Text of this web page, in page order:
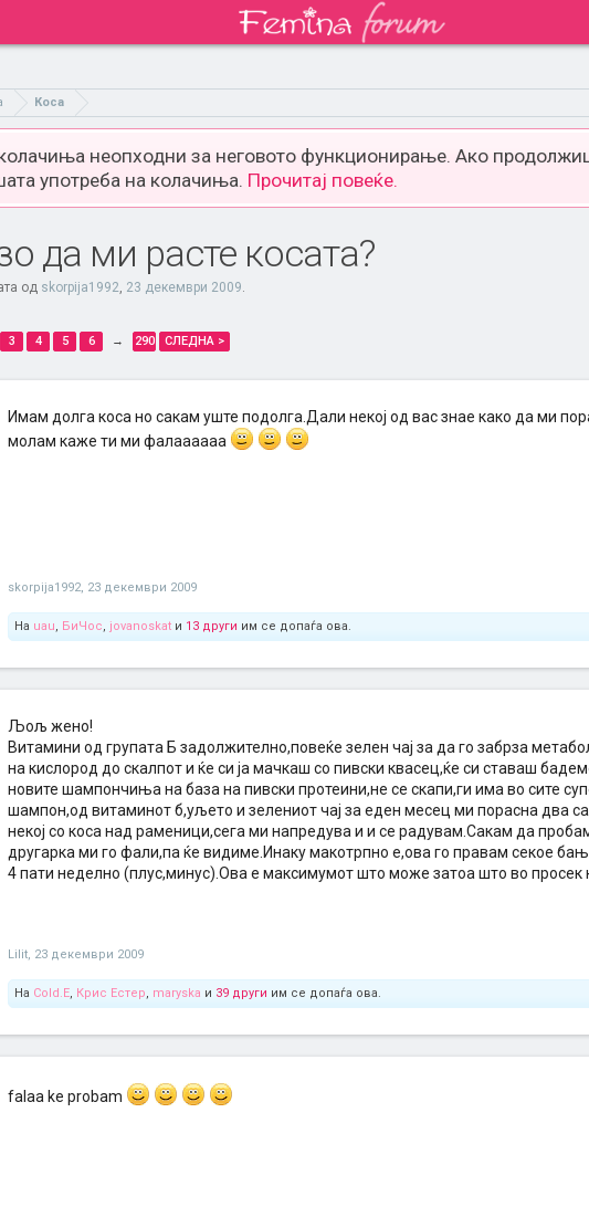
Коса
колачиња неопходни за неговото функционирање. Ако
употреба на колачиња. Прочитај повеќе.
да ми расте косата?
од skorpija1992, 23 декември 2009.
3 4 5 6 → 290 СЛЕДНА >
Имам долга коса но сакам уште подолга.Дали некој од вас знае како да ми
молам каже ти ми фалаааааа
skorpija1992, 23 декември 2009
На uau, БиЧос, jovanoskat и 13 други им се допаѓа ова.
Љољ жено!
Витамини од групата Б задолжително,повеќе зелен чај за да го забрза
на кислород до скалпот и ќе си ја мачкаш со пивски квасец,ќе си ставаш
новите шампончиња на база на пивски протеини,не се скапи,ги има во сите
шампон,од витаминот б,уљето и зелениот чај за еден месец ми порасна два
некој со коса над раменици,сега ми напредува и и се радувам.Сакам да
другарка ми го фали,па ќе видиме.Инаку макотрпно е,ова го правам секое
4 пати неделно (плус,минус).Ова е максимумот што може затоа што во просек
Lilit, 23 декември 2009
На Cold.E, Крис Естер, maryska и 39 други им се допаѓа ова.
falaa ke probam